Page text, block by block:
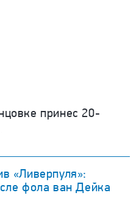
принес 20-
«Ливерпуля»:
фола ван Дейка